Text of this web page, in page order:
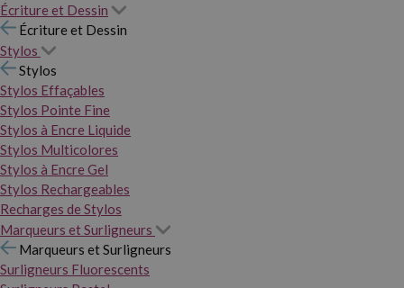
Écriture et Dessin
Écriture et Dessin
Stylos
Stylos
Stylos Effaçables
Stylos Pointe Fine
Stylos à Encre Liquide
Stylos Multicolores
Stylos à Encre Gel
Stylos Rechargeables
Recharges de Stylos
Marqueurs et Surligneurs
Marqueurs et Surligneurs
Surligneurs Fluorescents